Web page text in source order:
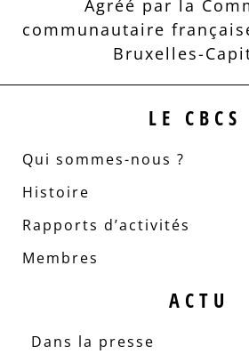
Agréé par la
communautaire
Bruxelles-
LE CBCS
Qui sommes-nous ?
Histoire
Rapports d’activités
Membres
ACTU
Dans la presse